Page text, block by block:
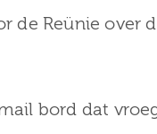
de Reünie over
bord dat